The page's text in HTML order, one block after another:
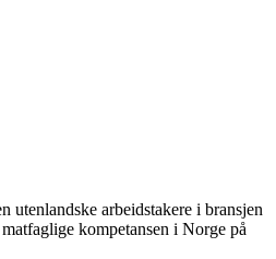
utenlandske arbeidstakere i bransjen
kompetansen i Norge på